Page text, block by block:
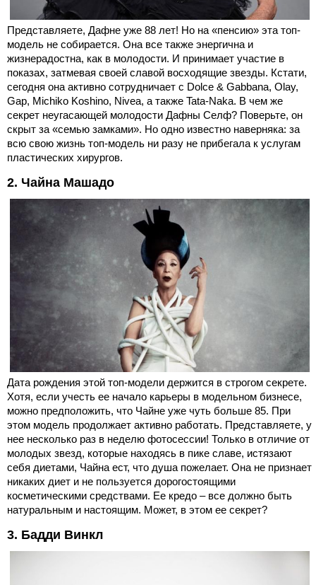
Представляете, Дафне уже 88 лет! Но на «пенсию» эта топ-
модель не собирается. Она все также энергична и
жизнерадостна, как в молодости. И принимает участие в
показах, затмевая своей славой восходящие звезды. Кстати,
сегодня она активно сотрудничает с Dolce & Gabbana, Olay,
Gap, Michiko Koshino, Nivea, а также Tata-Naka. В чем же
секрет неугасающей молодости Дафны Селф? Поверьте, он
скрыт за «семью замками». Но одно известно наверняка: за
всю свою жизнь топ-модель ни разу не прибегала к услугам
пластических хирургов.
2. Чайна Машадо
Дата рождения этой топ-модели держится в строгом секрете.
Хотя, если учесть ее начало карьеры в модельном бизнесе,
можно предположить, что Чайне уже чуть больше 85. При
этом модель продолжает активно работать. Представляете, у
нее несколько раз в неделю фотосессии! Только в отличие от
молодых звезд, которые находясь в пике славе, истязают
себя диетами, Чайна ест, что душа пожелает. Она не признает
никаких диет и не пользуется дорогостоящими
косметическими средствами. Ее кредо – все должно быть
натуральным и настоящим. Может, в этом ее секрет?
3. Бадди Винкл